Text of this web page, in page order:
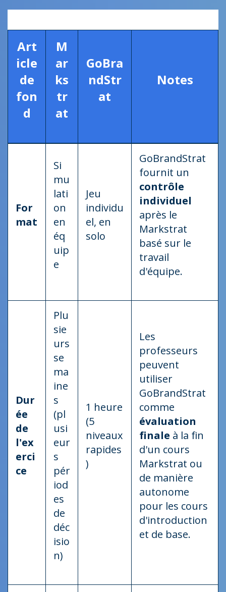
Art
icle
de
fon
d
M
ar
ks
tr
at
GoBra
ndStr
at
Notes
For
mat
Si
mu
lati
on
en
éq
uip
e
Jeu
individu
el, en
solo
GoBrandStrat
fournit un
contrôle
individuel
après le
Markstrat
basé sur le
travail
d'équipe.
Dur
ée
de
l'ex
erci
ce
Plu
sie
urs
se
ma
ine
s
(pl
usi
eur
s
pér
iod
es
de
déc
isio
n)
1 heure
(5
niveaux
rapides
)
Les
professeurs
peuvent
utiliser
GoBrandStrat
comme
évaluation
finale à la fin
d'un cours
Markstrat ou
de manière
autonome
pour les cours
d'introduction
et de base.